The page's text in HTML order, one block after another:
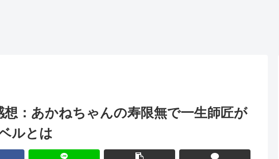
想：あかねちゃんの寿限無で一生師匠が
ルとは